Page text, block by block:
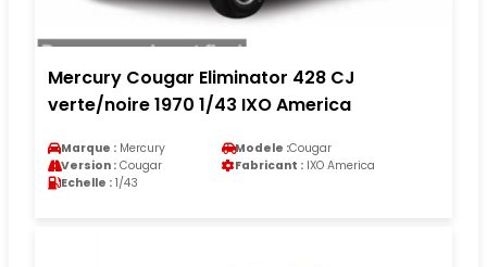
Mercury Cougar Eliminator 428 CJ
verte/noire 1970 1/43 IXO America
Marque : Mercury Modele :Cougar
Version : Cougar Fabricant : IXO America
Echelle : 1/43